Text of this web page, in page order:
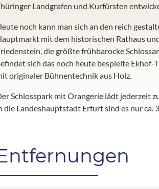
Landgrafen und Kurfürsten
noch kann man sich an den reich
mit dem historischen Rathaus
die größte frühbarocke
sich das noch heute bespielte
originaler Bühnentechnik aus Holz.
Schlosspark mit Orangerie lädt jederzeit
die Landeshauptstadt Erfurt sind es nur ca.